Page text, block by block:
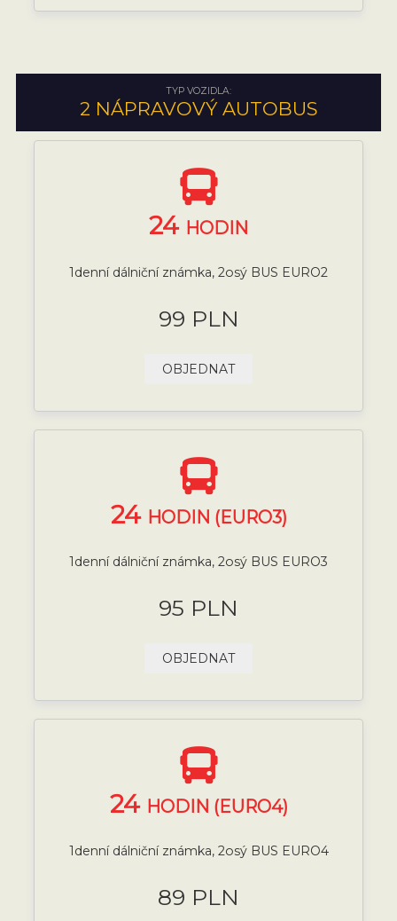
TYP VOZIDLA:
2 NÁPRAVOVÝ AUTOBUS
24 HODIN
1denní dálniční známka, 2osý BUS EURO2
99 PLN
OBJEDNAT
24 HODIN (EURO3)
1denní dálniční známka, 2osý BUS EURO3
95 PLN
OBJEDNAT
24 HODIN (EURO4)
1denní dálniční známka, 2osý BUS EURO4
89 PLN